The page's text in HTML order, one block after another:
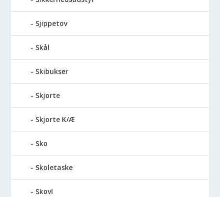
Sjippetov
Skål
Skibukser
Skjorte
Skjorte K/Æ
Sko
Skoletaske
Skovl